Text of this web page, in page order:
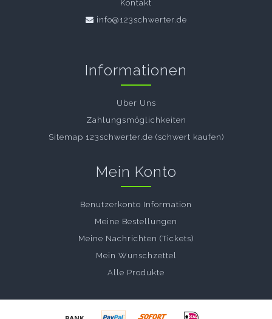
Kontakt
info@123schwerter.de
Informationen
Uber Uns
Zahlungsmöglichkeiten
Sitemap 123schwerter.de (schwert kaufen)
Mein Konto
Benutzerkonto Information
Meine Bestellungen
Meine Nachrichten (Tickets)
Mein Wunschzettel
Alle Produkte